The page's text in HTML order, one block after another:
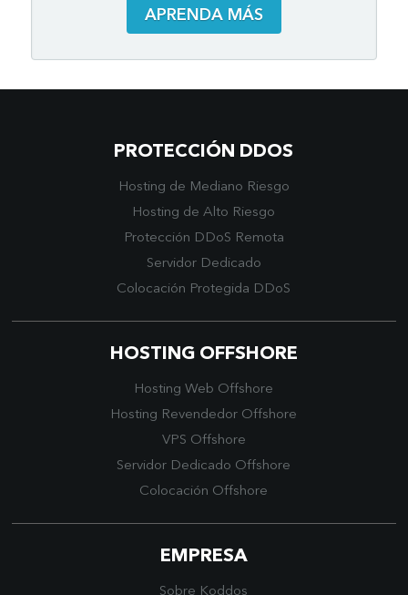
APRENDA MÁS
PROTECCIÓN DDOS
Hosting de Mediano Riesgo
Hosting de Alto Riesgo
Protección DDoS Remota
Servidor Dedicado
Colocación Protegida DDoS
HOSTING OFFSHORE
Hosting Web Offshore
Hosting Revendedor Offshore
VPS Offshore
Servidor Dedicado Offshore
Colocación Offshore
EMPRESA
Sobre Koddos